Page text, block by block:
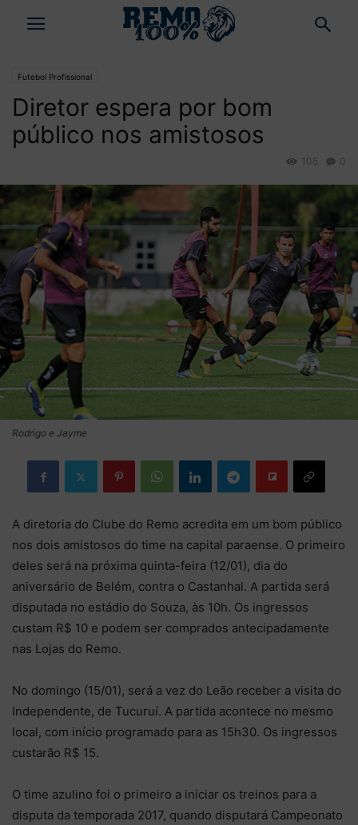
Futebol Profissional
Diretor espera por bom
público nos amistosos
0
105
Rodrigo e Jayme
A diretoria do Clube do Remo acredita em um bom público
nos dois amistosos do time na capital paraense. O primeiro
deles será na próxima quinta-feira (12/01), dia do
aniversário de Belém, contra o Castanhal. A partida será
disputada no estádio do Souza, às 10h. Os ingressos
custam R$ 10 e podem ser comprados antecipadamente
nas Lojas do Remo.
No domingo (15/01), será a vez do Leão receber a visita do
Independente, de Tucuruí. A partida acontece no mesmo
local, com início programado para as 15h30. Os ingressos
custarão R$ 15.
O time azulino foi o primeiro a iniciar os treinos para a
disputa da temporada 2017, quando disputará Campeonato